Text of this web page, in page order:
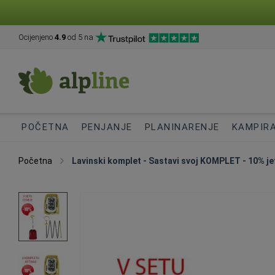
Ocijenjeno 4.9 od 5 na
POČETNA PENJANJE PLANINARENJE
Početna Lavinski komplet - Sastavi svoj KOMPLET - 10%
Skip
to
the
end
the